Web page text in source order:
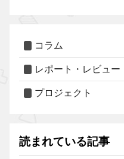
コラム
レポート・レビュー
プロジェクト
読まれている記事